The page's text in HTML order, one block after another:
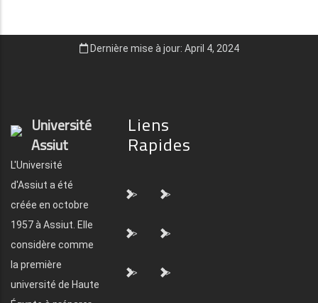
Dernière mise à jour: April 4, 2024
Université
Assiut
L'Université
d'Assiut a été
créée en octobre
1957 à Assiut. Elle
considère comme
la première
université de Haute
Liens
Rapides
"> ">
"> ">
"> ">